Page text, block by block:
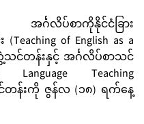
င်္ဂလိပ်စာကိုနိုင်ငံခြား
of English as a
ဘွဲ့သင်တန်းနှင့် အင်္ဂလိပ်စာသင်
Language Teaching
သင်တန်းကို ဇွန်လ (၁၈) ရက်နေ့